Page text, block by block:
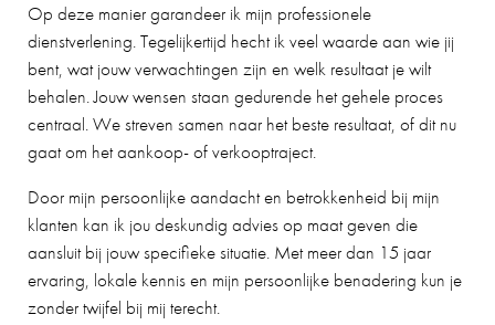
Op deze manier garandeer ik mijn professionele
dienstverlening. Tegelijkertijd hecht ik veel waarde aan wie jij
bent, wat jouw verwachtingen zijn en welk resultaat je wilt
behalen. Jouw wensen staan gedurende het gehele proces
centraal. We streven samen naar het beste resultaat, of dit nu
gaat om het aankoop- of verkooptraject.
Door mijn persoonlijke aandacht en betrokkenheid bij mijn
klanten kan ik jou deskundig advies op maat geven die
aansluit bij jouw specifieke situatie. Met meer dan 15 jaar
ervaring, lokale kennis en mijn persoonlijke benadering kun je
zonder twijfel bij mij terecht.